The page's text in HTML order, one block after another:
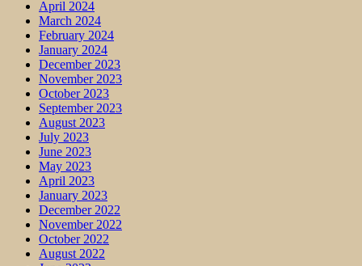
April 2024
March 2024
February 2024
January 2024
December 2023
November 2023
October 2023
September 2023
August 2023
July 2023
June 2023
May 2023
April 2023
January 2023
December 2022
November 2022
October 2022
August 2022